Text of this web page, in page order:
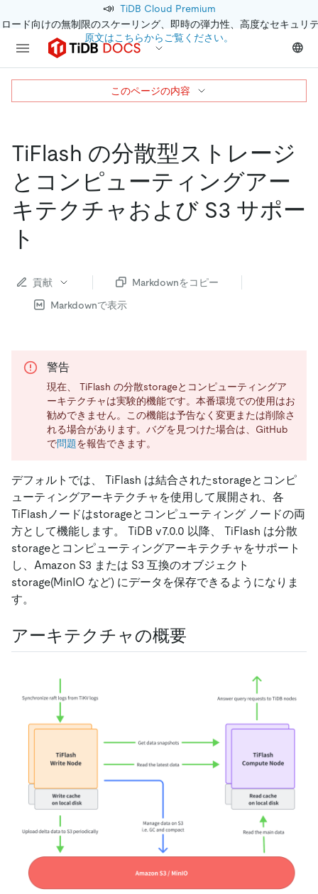
📣 TiDB Cloud Premium
ード向けの無制限のスケーリング、即時の弾力性、高度なセキュリ
原文はこちらからご覧ください。
TiFlash の分散型ストレージ
とコンピューティングアー
キテクチャおよび S3 サポー
ト
貢献
Markdownをコピー
Markdownで表示
警告
現在、 TiFlash の分散storageとコンピューティングア
ーキテクチャは実験的機能です。本番環境での使用はお
勧めできません。この機能は予告なく変更または削除さ
れる場合があります。バグを見つけた場合は、GitHub
で問題を報告できます。
デフォルトでは、 TiFlash は結合されたstorageとコンピ
ューティングアーキテクチャを使用して展開され、各
TiFlashノードはstorageとコンピューティング ノードの両
方として機能します。 TiDB v7.0.0 以降、 TiFlash は分散
storageとコンピューティングアーキテクチャをサポート
し、Amazon S3 または S3 互換のオブジェクト
storage(MinIO など) にデータを保存できるようになりま
す。
アーキテクチャの概要
このページの内容